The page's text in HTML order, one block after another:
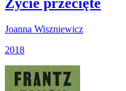
Joanna Wiszniewicz
2018